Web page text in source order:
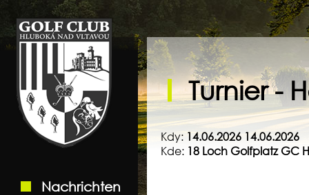
Golf klub Hluboká
nad Vltavou
Nachrichten
Turnier -
Kdy: 14.06.2026 14.06.2026
Kde: 18 Loch Golfplatz GC